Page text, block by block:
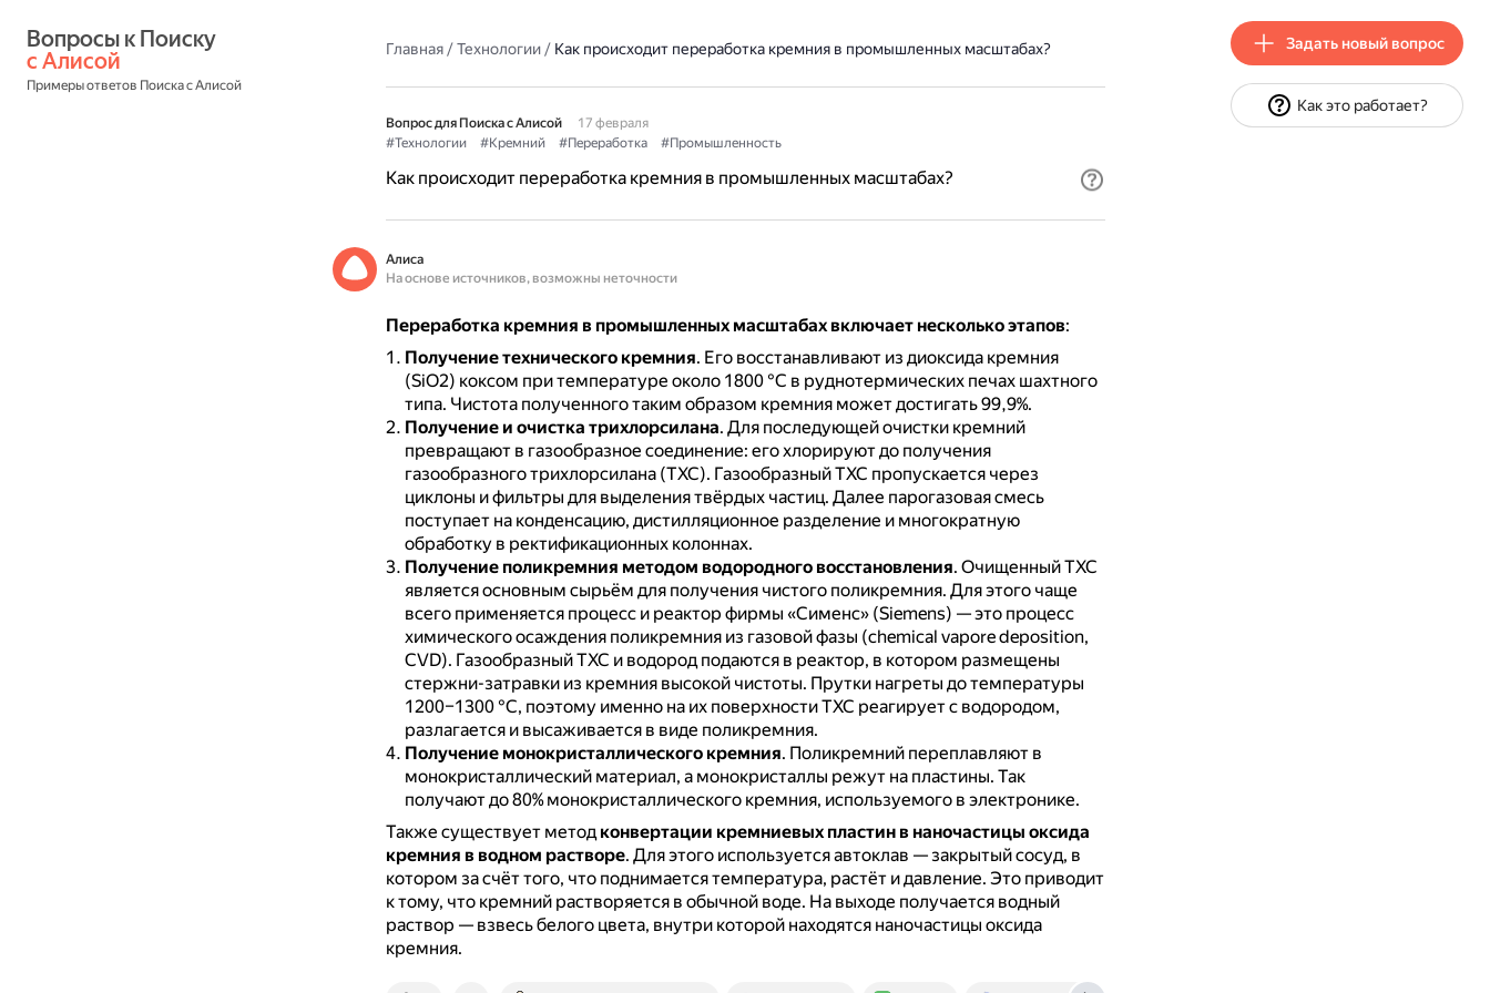
с Алисой
Примеры ответов Поиска с Алисой
Главная/Технологии/ Как происходит переработка кремния в промышленных масштабах?
Вопрос для Поиска с Алисой
17 февраля
#Технологии
#Кремний #Переработка #Промышленность
Как происходит переработка кремния в промышленных масштабах?
Алиса
На основе источников, возможны неточности
Переработка кремния в промышленных масштабах включает несколько этапов:
Получение технического кремния. Его восстанавливают из диоксида кремния
(SiO2) коксом при температуре около 1800 °С в руднотермических печах шахтного
типа. Чистота полученного таким образом кремния может достигать 99,9%.
Получение и очистка трихлорсилана. Для последующей очистки кремний
превращают в газообразное соединение: его хлорируют до получения
газообразного трихлорсилана (ТХС). Газообразный ТХС пропускается через
циклоны и фильтры для выделения твёрдых частиц. Далее парогазовая смесь
поступает на конденсацию, дистилляционное разделение и многократную
обработку в ректификационных колоннах.
Получение поликремния методом водородного восстановления. Очищенный ТХС
является основным сырьём для получения чистого поликремния. Для этого чаще
всего применяется процесс и реактор фирмы «Сименс» (Siemens) — это процесс
химического осаждения поликремния из газовой фазы (chemical vapore deposition,
CVD). Газообразный ТХС и водород подаются в реактор, в котором размещены
стержни-затравки из кремния высокой чистоты. Прутки нагреты до температуры
1200–1300 °С, поэтому именно на их поверхности ТХС реагирует с водородом,
разлагается и высаживается в виде поликремния.
Получение монокристаллического кремния. Поликремний переплавляют в
монокристаллический материал, а монокристаллы режут на пластины. Так
получают до 80% монокристаллического кремния, используемого в электронике.
Также существует методконвертации кремниевых пластин в наночастицы оксида
кремния в водном растворе. Для этого используется автоклав — закрытый сосуд, в
котором за счёт того, что поднимается температура, растёт и давление. Это приводит
к тому, что кремний растворяется в обычной воде. На выходе получается водный
раствор — взвесь белого цвета, внутри которой находятся наночастицы оксида
кремния.
Задать новый вопрос
Как это работает?